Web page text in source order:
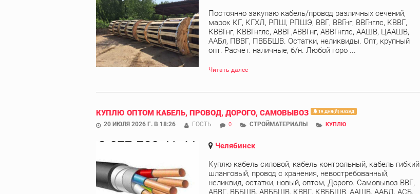
Постоянно закупаю кабель/провод различных сечений,
марок КГ, КГХЛ, РПШ, РПШЭ, ВВГ, ВВГнг, ВВГнглс, КВВГ,
КВВГнг, КВВГнглс, АВВГ,АВВГнг, АВВГнглс, ААШВ, ЦААШВ,
ААБл, ПВВГ, ПВББШВ. Остатки, неликвиды. Опт, крупный
опт. Расчет: наличные, б/н. Любой горо ...
Читать далее
КУПЛЮ ОПТОМ КАБЕЛЬ, ПРОВОД, ДОРОГО, САМОВЫВОЗ 19 ДНЯ(Й) НАЗАД
20 ИЮЛЯ 2026 Г. В 18:26 ГОСТЬ 0 СТРОЙМАТЕРИАЛЫ КУПЛЮ
Челябинск
Куплю кабель силовой, кабель контрольный, кабель гибкий
шланговый, провод с хранения, невостребованный,
неликвид, остатки, новый, оптом, Дорого. Самовывоз ВВГ,
АВВГ, ВББШВ, АВББШВ, КВВГ, КВББШВ, ААШВ, ААБЛ, АСБ,